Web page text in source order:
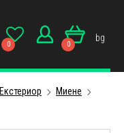
0 0
bg
Екстериор
Миене